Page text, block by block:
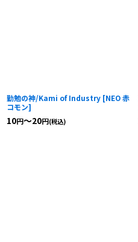
勤勉の神/Kami of Industry [NEO 赤
コモン]
10円～20円(税込)